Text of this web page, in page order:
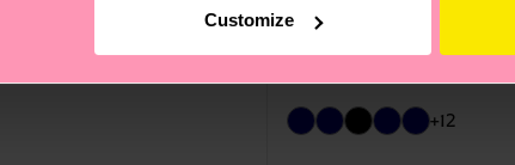
Customize
+12